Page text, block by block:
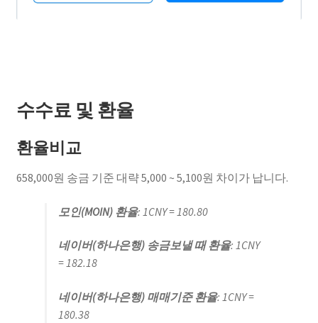
수수료 및 환율
환율비교
658,000원 송금 기준 대략 5,000 ~ 5,100원 차이가 납니다.
모인(MOIN) 환율: 1CNY = 180.80
네이버(하나은행) 송금보낼 때 환율: 1CNY
= 182.18
네이버(하나은행) 매매기준 환율: 1CNY =
180.38